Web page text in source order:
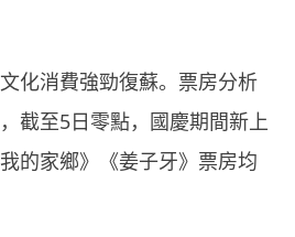
消費強勁復蘇。票房分析
截至5日零點，國慶期間新上
的家鄉》《姜子牙》票房均